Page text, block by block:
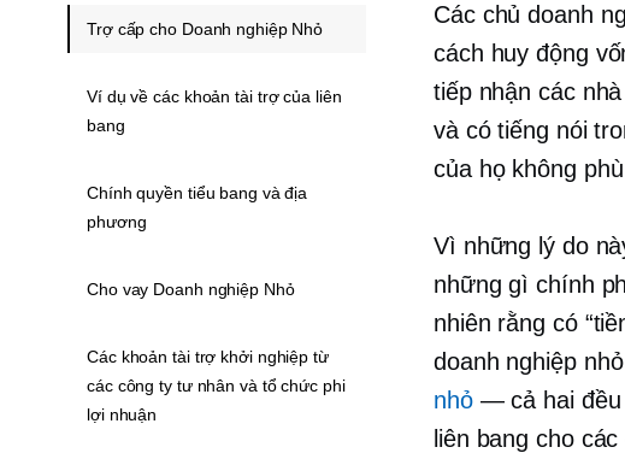
Các chủ doanh
cách huy động
tiếp nhận các
và có tiếng nói
của họ không
Vì những lý do
những gì chính
nhiên rằng có
doanh nghiệp
nhỏ— cả hai đều
liên bang cho
Trợ cấp cho Doanh nghiệp Nhỏ
Ví dụ về các khoản tài trợ của liên
bang
Chính quyền tiểu bang và địa
phương
Cho vay Doanh nghiệp Nhỏ
Các khoản tài trợ khởi nghiệp từ
các công ty tư nhân và tổ chức phi
lợi nhuận